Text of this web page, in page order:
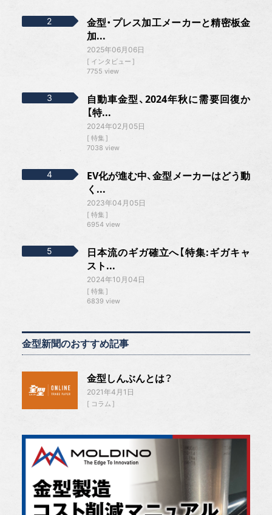
金型・プレス加工メーカーと精密板金
加...
2025年06月06日
インタビュー
7755 view
自動車金型、2024年秋に需要回復か
【特...
2024年02月05日
特集
7038 view
EV化が進む中、金型メーカーはどう動
く...
2023年04月05日
特集
6954 view
日本流のギガ確立へ【特集:ギガキャ
スト...
2024年10月04日
特集
6839 view
金型新聞のおすすめ記事
金型しんぶんとは？
2021年4月1日
コラム